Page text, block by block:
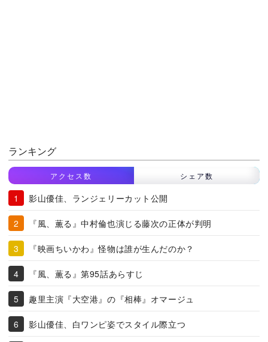
ランキング
アクセス数 シェア数
影山優佳、ランジェリーカット公開
『風、薫る』中村倫也演じる藤次の正体が判明
『映画ちいかわ』怪物は誰が生んだのか？
『風、薫る』第95話あらすじ
趣里主演『大空港』の『相棒』オマージュ
影山優佳、白ワンピ姿でスタイル際立つ